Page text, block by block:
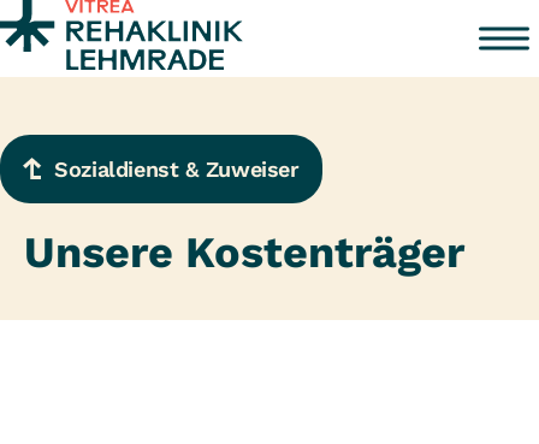
Zum Inhalt springen
Sozialdienst & Zuweiser
Unsere Kostenträger